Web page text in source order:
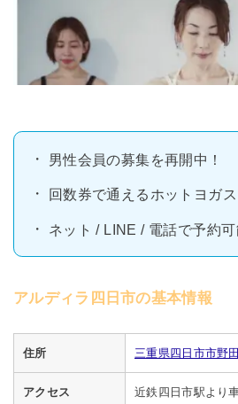
男性会員の募集を再開中！
回数券で通えるホットヨガ
ネット / LINE / 電話で予約
アルディラ四日市の基本情報
住所 三重県四日市市野
アクセス 近鉄四日市駅より